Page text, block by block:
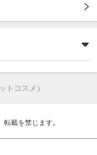
トコスメ）
載を禁じます。